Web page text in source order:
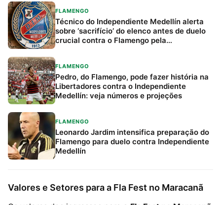
FLAMENGO
Técnico do Independiente Medellín alerta
sobre ‘sacrifício’ do elenco antes de duelo
crucial contra o Flamengo pela
FLAMENGO
Pedro, do Flamengo, pode fazer história na
Libertadores contra o Independiente
Medellín: veja números e projeções
FLAMENGO
Leonardo Jardim intensifica preparação do
Flamengo para duelo contra Independiente
Medellín
Valores e Setores para a Fla Fest no Maracanã